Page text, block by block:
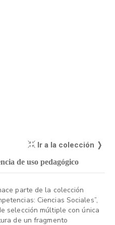
Ir a la colección ❭
de uso pedagógico
parte de la colección
Ciencias Sociales”,
selección múltiple con única
de un fragmento